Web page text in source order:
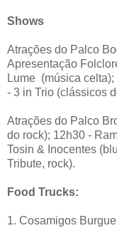
Shows
Atrações do Palco
Apresentação
Lume (música
- 3 in Trio (clássicos
Atrações do Palco
do rock); 12h30 -
Tosin & Inocentes
Tribute, rock).
Food Trucks:
1. Cosamigos